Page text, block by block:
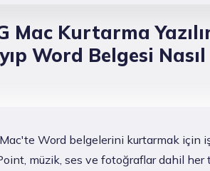
Mac Kurtarma
Word Belgesi Nasıl
Word belgelerini kurtarmak için
müzik, ses ve fotoğraflar dahil her